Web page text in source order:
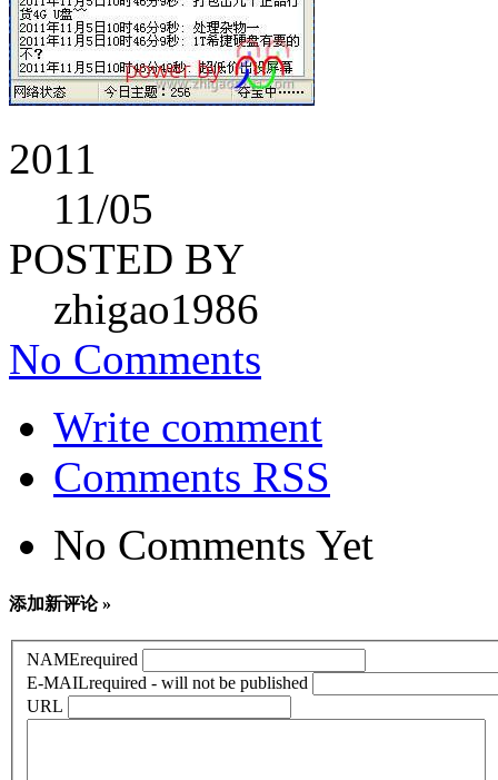
2011
11/05
POSTED BY
zhigao1986
No Comments
Write comment
Comments RSS
No Comments Yet
添加新评论 »
NAMErequired
E-MAILrequired - will not be published
URL